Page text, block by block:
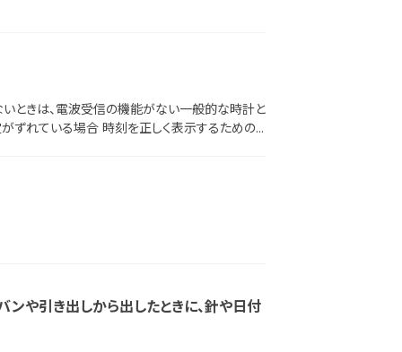
ずれている場合 時刻を正しく表示するための
や引き出しから出したときに、針や日付